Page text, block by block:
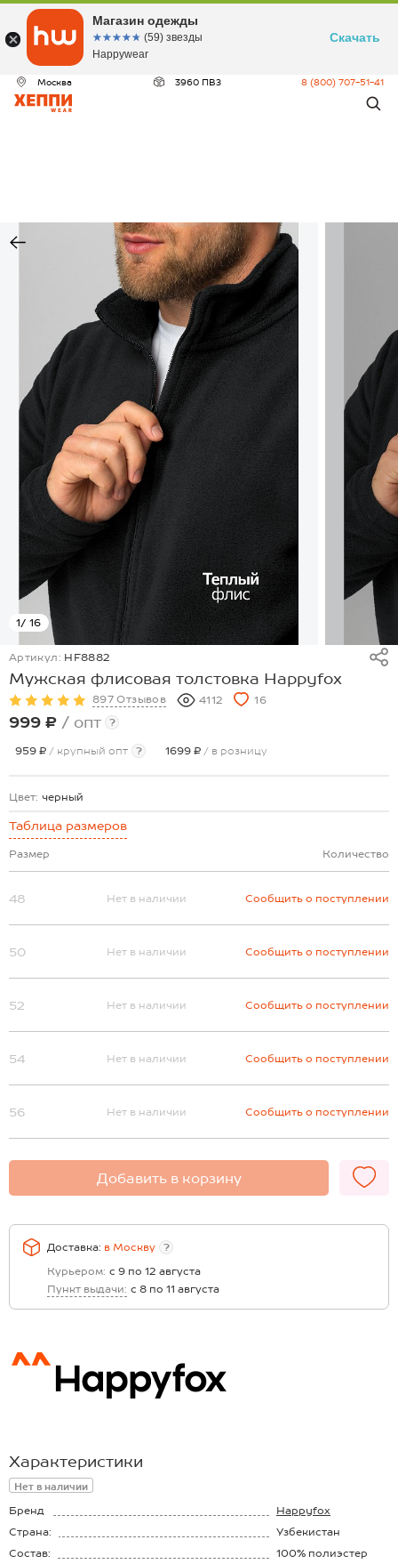
Москва 3960 ПВЗ 8 (800) 707-51-41
1/ 16
Артикул: HF8882
Мужская флисовая толстовка Happyfox
897 Отзывов 4112 16
999 ₽ / опт ?
959 ₽ / крупный опт ? 1699 ₽ / в розницу
Цвет: черный
Таблица размеров
Размер Количество
48 Нет в наличии Сообщить о поступлении
50 Нет в наличии Сообщить о поступлении
52 Нет в наличии Сообщить о поступлении
54 Нет в наличии Сообщить о поступлении
56 Нет в наличии Сообщить о поступлении
Добавить в корзину
Доставка: в Москву
?
Курьером: с 9 по 12 августа
Пункт выдачи: с 8 по 11 августа
Характеристики
Нет в наличии
Бренд
Happyfox
Страна:
Узбекистан
Состав:
100% полиэстер
Магазин одежды
☆☆☆☆☆
★★★★★ (59) звезды
Happywear
Скачать